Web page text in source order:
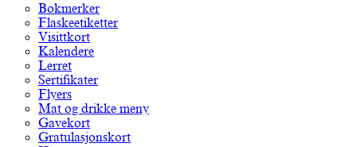
Bokmerker
Flaskeetiketter
Visittkort
Kalendere
Lerret
Sertifikater
Flyers
Mat og drikke meny
Gavekort
Gratulasjonskort